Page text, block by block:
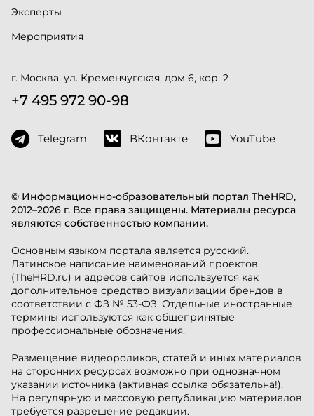
© Информационно-образовательный портал TheHRD,
2012–2026 г. Все права защищены. Материалы ресурса
являются собственностью компании.
Основным языком портала является русский.
Латинское написание наименований проектов
(TheHRD.ru) и адресов сайтов используется как
дополнительное средство визуализации брендов в
соответствии с ФЗ № 53-ФЗ. Отдельные иностранные
термины используются как общепринятые
профессиональные обозначения.
Размещение видеороликов, статей и иных материалов
на сторонних ресурсах возможно при однозначном
указании источника (активная ссылка обязательна!).
На регулярную и массовую републикацию материалов
требуется разрешение редакции.
Эксперты
Мероприятия
г. Москва, ул. Кременчугская, дом 6, кор. 2
+7 495 972 90-98
Telegram ВКонтакте YouTube